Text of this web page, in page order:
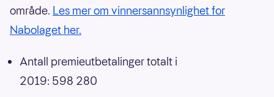
område. Les mer om vinnersannsynlighet for
Nabolaget her.
Antall premieutbetalinger totalt i
2019: 598 280